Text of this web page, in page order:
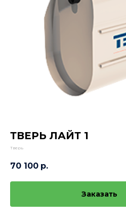
ТВЕРЬ ЛАЙТ 1
Тверь
70 100 р.
Заказать